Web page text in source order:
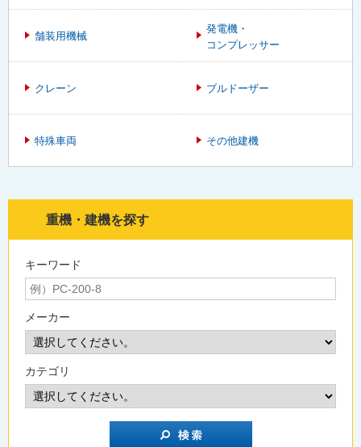
舗装用機械
発電機・
コンプレッサー
クレーン ブルドーザー
特殊車両 その他建機
重機・建機を探す
キーワード
メーカー
カテゴリ